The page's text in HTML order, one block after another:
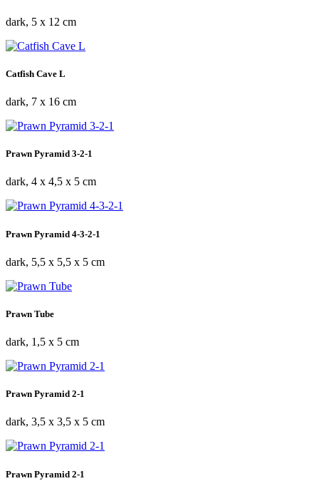
dark, 5 x 12 cm
Catfish Cave L
dark, 7 x 16 cm
Prawn Pyramid 3-2-1
dark, 4 x 4,5 x 5 cm
Prawn Pyramid 4-3-2-1
dark, 5,5 x 5,5 x 5 cm
Prawn Tube
dark, 1,5 x 5 cm
Prawn Pyramid 2-1
dark, 3,5 x 3,5 x 5 cm
Prawn Pyramid 2-1